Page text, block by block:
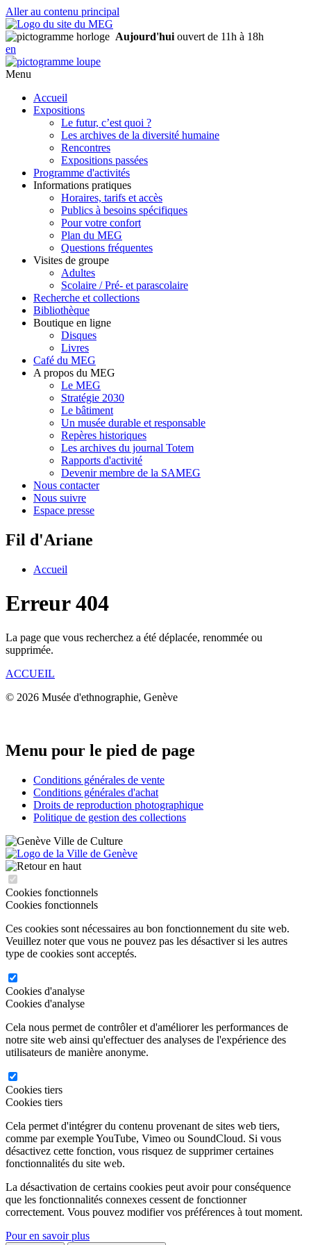
Aller au contenu principal
Aujourd'hui ouvert de 11h à 18h
en
Menu
Accueil
Expositions
Le futur, c’est quoi ?
Les archives de la diversité humaine
Rencontres
Expositions passées
Programme d'activités
Informations pratiques
Horaires, tarifs et accès
Publics à besoins spécifiques
Pour votre confort
Plan du MEG
Questions fréquentes
Visites de groupe
Adultes
Scolaire / Pré- et parascolaire
Recherche et collections
Bibliothèque
Boutique en ligne
Disques
Livres
Café du MEG
A propos du MEG
Le MEG
Stratégie 2030
Le bâtiment
Un musée durable et responsable
Repères historiques
Les archives du journal Totem
Rapports d'activité
Devenir membre de la SAMEG
Nous contacter
Nous suivre
Espace presse
Fil d'Ariane
Accueil
Erreur 404
La page que vous recherchez a été déplacée, renommée ou
supprimée.
ACCUEIL
© 2026 Musée d'ethnographie, Genève
Menu pour le pied de page
Conditions générales de vente
Conditions générales d'achat
Droits de reproduction photographique
Politique de gestion des collections
Cookies fonctionnels
Cookies fonctionnels
Ces cookies sont nécessaires au bon fonctionnement du site web.
Veuillez noter que vous ne pouvez pas les désactiver si les autres
type de cookies sont acceptés.
Cookies d'analyse
Cookies d'analyse
Cela nous permet de contrôler et d'améliorer les performances de
notre site web ainsi qu'effectuer des analyses de l'expérience des
utilisateurs de manière anonyme.
Cookies tiers
Cookies tiers
Cela permet d'intégrer du contenu provenant de sites web tiers,
comme par exemple YouTube, Vimeo ou SoundCloud. Si vous
désactivez cette fonction, vous risquez de supprimer certaines
fonctionnalités du site web.
La désactivation de certains cookies peut avoir pour conséquence
que les fonctionnalités connexes cessent de fonctionner
correctement. Vous pouvez modifier vos préférences à tout moment.
Pour en savoir plus